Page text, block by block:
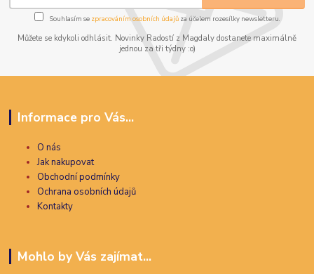
Souhlasím se zpracováním osobních údajůza účelem rozesílky newsletteru.
Můžete se kdykoli odhlásit. Novinky Radostí z Magdaly dostanete maximálně
jednou za tři týdny :o)
Informace pro Vás...
O nás
Jak nakupovat
Obchodní podmínky
Ochrana osobních údajů
Kontakty
Mohlo by Vás zajímat...